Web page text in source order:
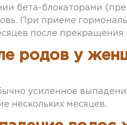
бета-блокаторами
При приеме
после
родов у
усиленное
нескольких месяцев.